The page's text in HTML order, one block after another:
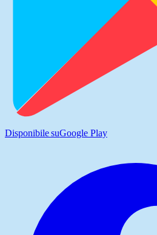
Disponibile suGoogle Play